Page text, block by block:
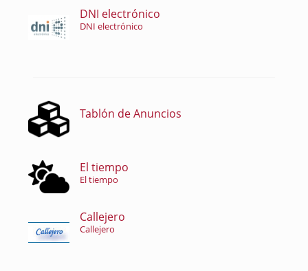
DNI electrónico
DNI electrónico
Tablón de Anuncios
El tiempo
El tiempo
Callejero
Callejero